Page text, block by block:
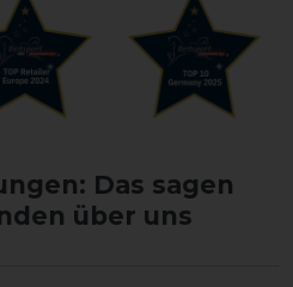
Das sagen
über uns